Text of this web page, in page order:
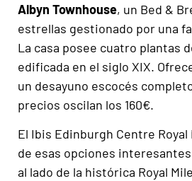
Albyn Townhouse, un Bed &
estrellas gestionado por una
La casa posee cuatro plantas
edificada en el siglo XIX.
un desayuno escocés
precios oscilan los 160€.
El Ibis Edinburgh Centre
de esas opciones
al lado de la histórica Royal